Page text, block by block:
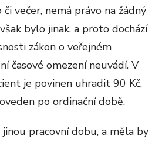
večer, nemá právo na žádný
bylo jinak, a proto dochází
zákon o veřejném
časové omezení neuvádí. V
je povinen uhradit 90 Kč,
po ordinační době.
jinou pracovní dobu, a měla by